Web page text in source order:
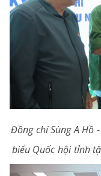
Đồng chí Sùng A Hồ
biểu Quốc hội tỉnh